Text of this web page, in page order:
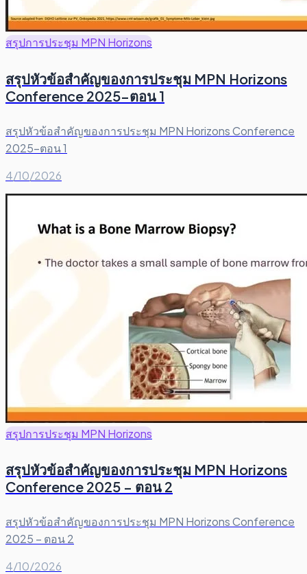
สรุปการประชุม MPN Horizons
สรุปหัวข้อสำคัญของการประชุม MPN Horizons
Conference 2025–ตอน 1
สรุปหัวข้อสำคัญของการประชุม MPN Horizons Conference
2025–ตอน 1
4/10/2026
สรุปการประชุม MPN Horizons
สรุปหัวข้อสำคัญของการประชุม MPN Horizons
Conference 2025 – ตอน 2
สรุปหัวข้อสำคัญของการประชุม MPN Horizons Conference
2025 – ตอน 2
4/10/2026